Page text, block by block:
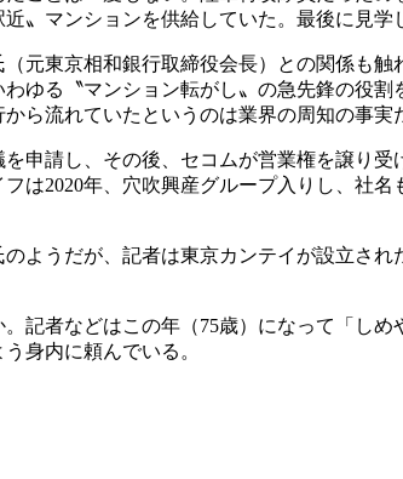
〟マンションを供給していた。最後に見学
元東京相和銀行取締役会長）との関係も
ゆる〝マンション転がし〟の急先鋒の役
ら流れていたというのは業界の周知の事実
申請し、その後、セコムが営業権を譲り
フは2020年、穴吹興産グループ入りし、社
ようだが、記者は東京カンテイが設立さ
記者などはこの年（75歳）になって「しめ
身内に頼んでいる。